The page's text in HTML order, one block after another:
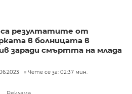
са резултатите от
в болницата в
заради смъртта на млада
Чете се за: 02:37 мин.